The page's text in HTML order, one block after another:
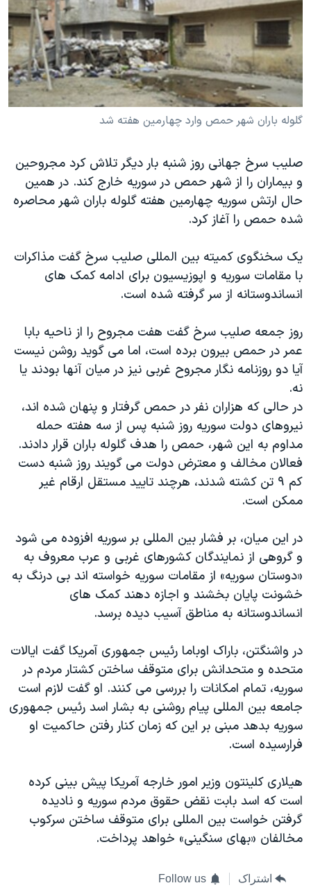
حقوق شهروندی
اقتصادی
علم و فناوری
آرشیو پخش زنده
انتخابات ریاست جمهوری آمریکا ۲۰۲۴
حمله جمهوری اسلامی به اسرائیل
رمز مهسا
مجموعه مستندهای دادخواهی
تریبونال مردمی آبان ۹۸
دادگاه حمید نوری
قانون شفافیت دارائی کادر رهبری ایران
اعتراضات مردمی آبان ۹۸
نرگس محمدی برنده جایزه نوبل صلح
همایش محافظه‌کاران آمریکا «سی‌پک»
سفر پرزیدنت ترامپ به چین
زبانهای مختلف
گلوله باران شهر حمص وارد چهارمین هفته شد
صلیب سرخ جهانی روز شنبه بار دیگر تلاش کرد مجروحین
و بیماران را از شهر حمص در سوریه خارج کند. در همین
حال ارتش سوریه چهارمین هفته گلوله باران شهر محاصره
شده حمص را آغاز کرد.
یک سخنگوی کمیته بین المللی صلیب سرخ گفت مذاکرات
با مقامات سوریه و اپوزیسیون برای ادامه کمک های
انساندوستانه از سر گرفته شده است.
روز جمعه صلیب سرخ گفت هفت مجروح را از ناحیه بابا
عمر در حمص بیرون برده است، اما می گوید روشن نیست
آیا دو روزنامه نگار مجروح غربی نیز در میان آنها بودند یا
نه.
در حالی که هزاران نفر در حمص گرفتار و پنهان شده اند،
نیروهای دولت سوریه روز شنبه پس از سه هفته حمله
مداوم به این شهر، حمص را هدف گلوله باران قرار دادند.
فعالان مخالف و معترض دولت می گویند روز شنبه دست
کم ۹ تن کشته شدند، هرچند تایید مستقل ارقام غیر
ممکن است.
در این میان، بر فشار بین المللی بر سوریه افزوده می شود
و گروهی از نمایندگان کشورهای غربی و عرب معروف به
«دوستان سوریه» از مقامات سوریه خواسته اند بی درنگ به
خشونت پایان بخشند و اجازه دهند کمک های
انساندوستانه به مناطق آسیب دیده برسد.
در واشنگتن، باراک اوباما رئیس جمهوری آمریکا گفت ایالات
متحده و متحدانش برای متوقف ساختن کشتار مردم در
سوریه، تمام امکانات را بررسی می کنند. او گفت لازم است
جامعه بین المللی پیام روشنی به بشار اسد رئیس جمهوری
سوریه بدهد مبنی بر این که زمان کنار رفتن حاکمیت او
فرارسیده است.
هیلاری کلینتون وزیر امور خارجه آمریکا پیش بینی کرده
است که اسد بابت نقض حقوق مردم سوریه و نادیده
گرفتن خواست بین المللی برای متوقف ساختن سرکوب
مخالفان «بهای سنگینی» خواهد پرداخت.
اشتراک Follow us